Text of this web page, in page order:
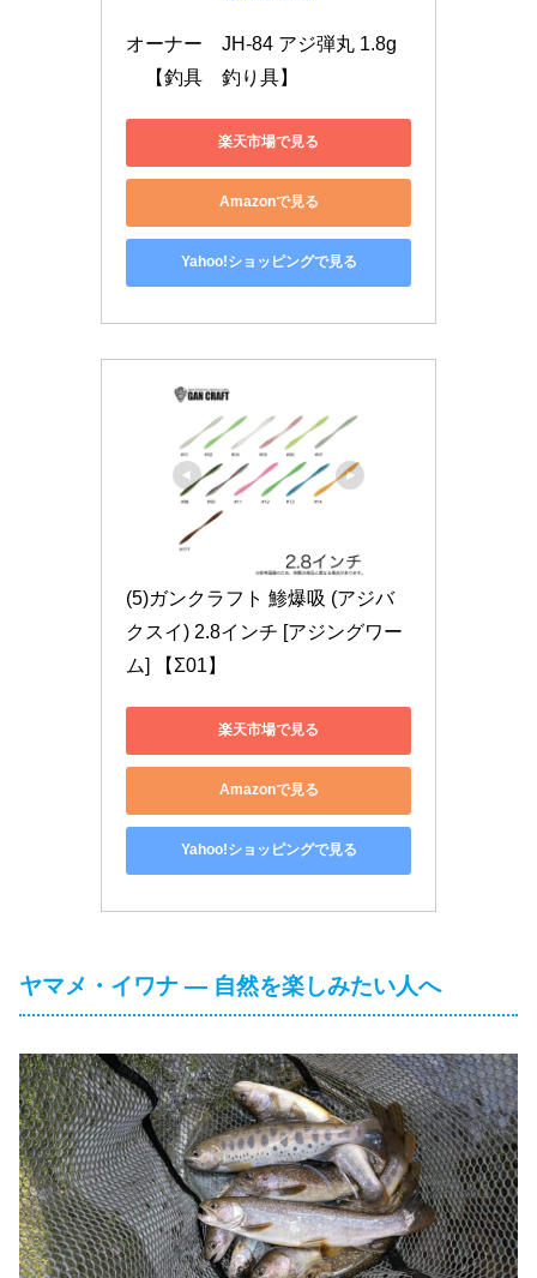
オーナー　JH-84 アジ弾丸 1.8g
【釣具　釣り具】
楽天市場で見る
Amazonで見る
Yahoo!ショッピングで見る
(5)ガンクラフト 鯵爆吸 (アジバ
クスイ) 2.8インチ [アジングワー
ム] 【Σ01】
楽天市場で見る
Amazonで見る
Yahoo!ショッピングで見る
ヤマメ・イワナ ― 自然を楽しみたい人へ